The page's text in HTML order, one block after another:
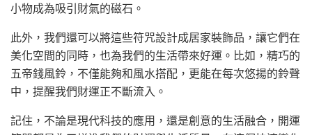
小物成為吸引財氣的磁石。
此外，我們還可以將這些符咒設計成居家裝飾品，讓它們在
美化空間的同時，也為我們的生活帶來好運。比如，精巧的
五帝錢風鈴，不僅能夠和風水搭配，更能在每次悠揚的鈴聲
中，提醒我們財運正不斷流入。
記住，不論是現代科技的應用，還是創意的生活融合，開運